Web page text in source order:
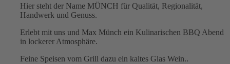
Hier steht der Name MÜNCH für Qualität, Regionalität,
Handwerk und Genuss.
Erlebt mit uns und Max Münch ein Kulinarischen BBQ Abend
in lockerer Atmosphäre.
Feine Speisen vom Grill dazu ein kaltes Glas Wein..